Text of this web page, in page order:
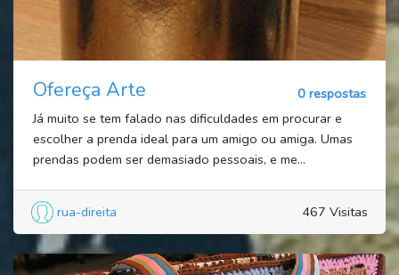
Ofereça Arte
0 respostas
Já muito se tem falado nas dificuldades em procurar e
escolher a prenda ideal para um amigo ou amiga. Umas
prendas podem ser demasiado pessoais, e me...
rua-direita 467 Visitas